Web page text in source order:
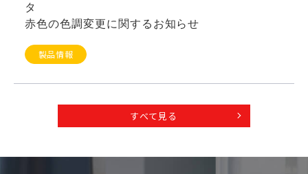
タ
赤色の色調変更に関するお知らせ
製品情報
すべて見る